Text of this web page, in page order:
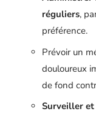
réguliers,
préférence.
Prévoir un
douloureux
de fond
Surveiller